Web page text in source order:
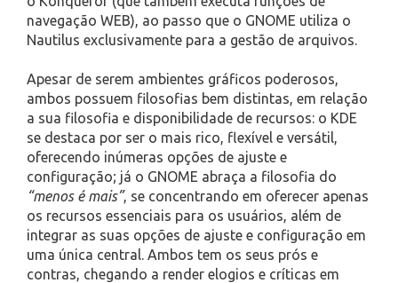
navegação WEB), ao passo que o GNOME utiliza o
Nautilus exclusivamente para a gestão de arquivos.
Apesar de serem ambientes gráficos poderosos,
ambos possuem filosofias bem distintas, em relação
a sua filosofia e disponibilidade de recursos: o KDE
se destaca por ser o mais rico, flexível e versátil,
oferecendo inúmeras opções de ajuste e
configuração; já o GNOME abraça a filosofia do
“menos é mais”, se concentrando em oferecer apenas
os recursos essenciais para os usuários, além de
integrar as suas opções de ajuste e configuração em
uma única central. Ambos tem os seus prós e
contras, chegando a render elogios e críticas em